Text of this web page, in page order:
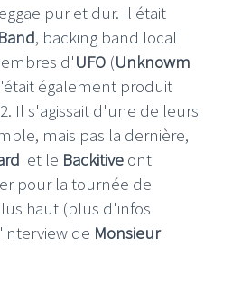
pur et dur. Il était
, backing band local
d'UFO (Unknowm
également produit
Il s'agissait d'une de leurs
mais pas la dernière,
et le Backitive ont
pour la tournée de
haut (plus d'infos
de Monsieur